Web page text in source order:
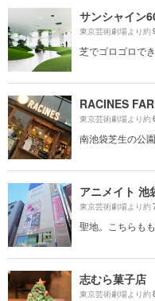
東京芸術劇場より約
芝でゴロゴロで
東京芸術劇場より約
南池袋芝生の公
アニメイト 池
東京芸術劇場より約
聖地。こちらも
志むら菓子店
東京芸術劇場より約